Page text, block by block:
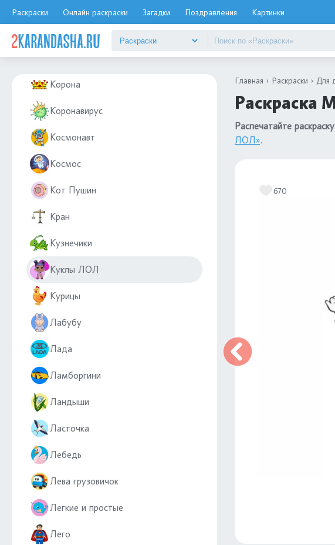
Раскраски Онлайн раскраски Загадки Поздравления Картинки
Корги
Корона
Коронавирус
Космонавт
Космос
Кот Пушин
Кран
Кузнечики
Куклы ЛОЛ
Курицы
Лабубу
Лада
Ламборгини
Ландыши
Ласточка
Лебедь
Лева грузовичок
Легкие и простые
Лего
Главная Раскраски Для
Раскраска
Распечатайте
ЛОЛ».
670